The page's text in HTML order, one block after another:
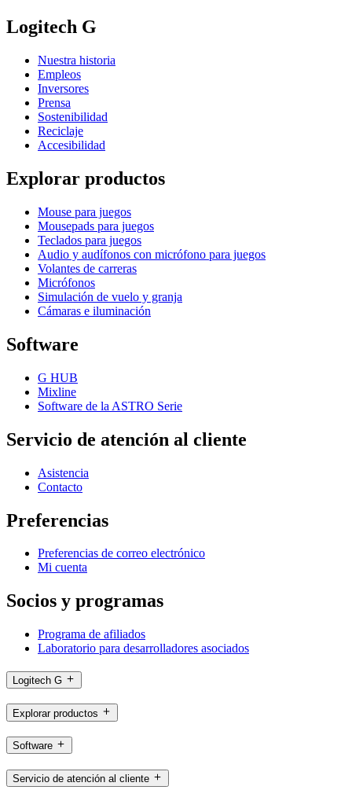
Logitech G
Nuestra historia
Empleos
Inversores
Prensa
Sostenibilidad
Reciclaje
Accesibilidad
Explorar productos
Mouse para juegos
Mousepads para juegos
Teclados para juegos
Audio y audífonos con micrófono para juegos
Volantes de carreras
Micrófonos
Simulación de vuelo y granja
Cámaras e iluminación
Software
G HUB
Mixline
Software de la ASTRO Serie
Servicio de atención al cliente
Asistencia
Contacto
Preferencias
Preferencias de correo electrónico
Mi cuenta
Socios y programas
Programa de afiliados
Laboratorio para desarrolladores asociados
Logitech G
Explorar productos
Software
Servicio de atención al cliente